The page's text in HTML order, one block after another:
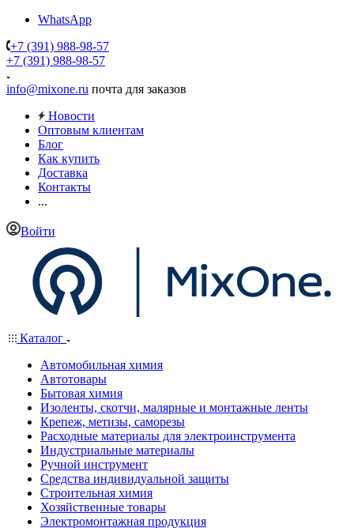
WhatsApp
+7 (391) 988-98-57
+7 (391) 988-98-57
info@mixone.ru почта для заказов
Новости
Оптовым клиентам
Блог
Как купить
Доставка
Контакты
...
Войти
Каталог
Автомобильная химия
Автотовары
Бытовая химия
Изоленты, скотчи, малярные и монтажные ленты
Крепеж, метизы, саморезы
Расходные материалы для электроинструмента
Индустриальные материалы
Ручной инструмент
Средства индивидуальной защиты
Строительная химия
Хозяйственные товары
Электромонтажная продукция